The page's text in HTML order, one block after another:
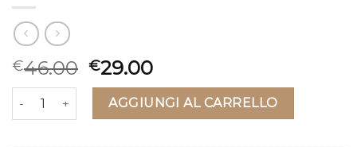
€46.00 €29.00
pinko borsa quantitàAGGIUNGI AL CARRELLO